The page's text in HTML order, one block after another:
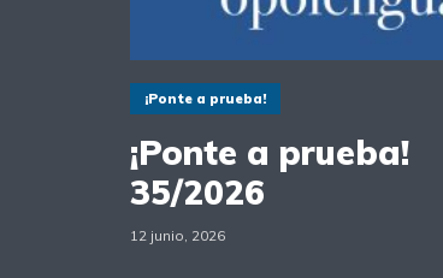
¡Ponte a prueba!
¡Ponte a prueba!
35/2026
12 junio, 2026